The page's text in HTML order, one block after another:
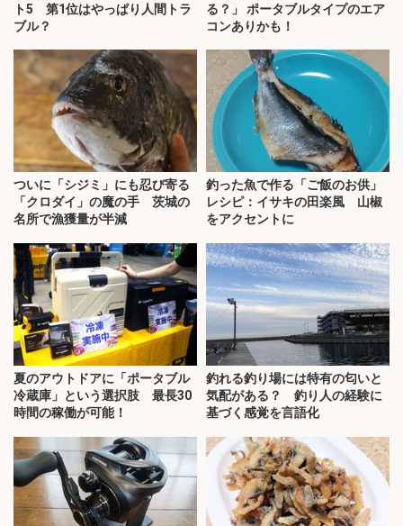
ト5 第1位はやっぱり人間トラ
ブル？
る？」 ポータブルタイプのエア
コンありかも！
ついに「シジミ」にも忍び寄る
「クロダイ」の魔の手 茨城の
名所で漁獲量が半減
釣った魚で作る「ご飯のお供」
レシピ：イサキの田楽風 山椒
をアクセントに
夏のアウトドアに「ポータブル
冷蔵庫」という選択肢 最長30
時間の稼働が可能！
釣れる釣り場には特有の匂いと
気配がある？ 釣り人の経験に
基づく感覚を言語化